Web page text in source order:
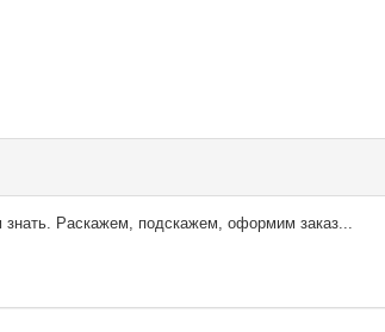
Раскажем, подскажем, оформим заказ...